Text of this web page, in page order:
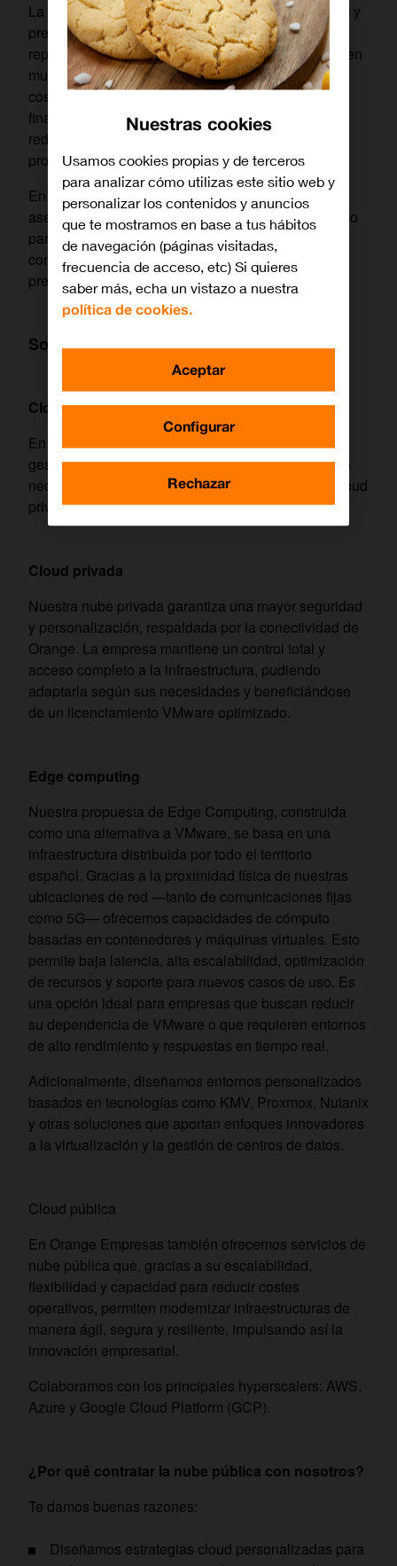
La transición hacia un nuevo esquema de licencias y
precios ha obligado a muchas empresas a
replantearse sus estrategias de TI, ya que implica, en
muchos casos, adquirir nuevos recursos y asumir
costes adicionales. Esto incrementa la presión
financiera para mantener los entornos existentes y
redimensiona los presupuestos destinados a
proyectos tecnológicos.
En Orange Empresas contamos con un equipo de
asesoramiento especializado que analiza cada caso
para ofrecer alternativas que permitan mantener la
continuidad operativa, sin comprometer los
presupuestos y mejorando la competitividad.
Soluciones Cloud de Orange Empresas
Cloud cercana
En la nube cercana de Orange Empresas
gestionamos directamente las licencias de VMware
necesarias y ofrecemos diversas alternativas de cloud
privada y Edge Computing.
Cloud privada
Nuestra nube privada garantiza una mayor seguridad
y personalización, respaldada por la conectividad de
Orange. La empresa mantiene un control total y
acceso completo a la infraestructura, pudiendo
adaptarla según sus necesidades y beneficiándose
de un licenciamiento VMware optimizado.
Edge computing
Nuestra propuesta de Edge Computing, construida
como una alternativa a VMware, se basa en una
infraestructura distribuida por todo el territorio
español. Gracias a la proximidad física de nuestras
ubicaciones de red —tanto de comunicaciones fijas
como 5G— ofrecemos capacidades de cómputo
basadas en contenedores y máquinas virtuales. Esto
permite baja latencia, alta escalabilidad, optimización
de recursos y soporte para nuevos casos de uso. Es
una opción ideal para empresas que buscan reducir
su dependencia de VMware o que requieren entornos
de alto rendimiento y respuestas en tiempo real.
Adicionalmente, diseñamos entornos personalizados
basados en tecnologías como KMV, Proxmox, Nutanix
y otras soluciones que aportan enfoques innovadores
a la virtualización y la gestión de centros de datos.
Cloud pública
En Orange Empresas también ofrecemos servicios de
nube pública que, gracias a su escalabilidad,
flexibilidad y capacidad para reducir costes
operativos, permiten modernizar infraestructuras de
manera ágil, segura y resiliente, impulsando así la
innovación empresarial.
Colaboramos con los principales hyperscalers: AWS,
Azure y Google Cloud Platform (GCP).
¿Por qué contratar la nube pública con nosotros?
Te damos buenas razones:
Diseñamos estrategias cloud personalizadas para
Nuestras cookies
Usamos cookies propias y de terceros
para analizar cómo utilizas este sitio web y
personalizar los contenidos y anuncios
que te mostramos en base a tus hábitos
de navegación (páginas visitadas,
frecuencia de acceso, etc) Si quieres
saber más, echa un vistazo a nuestra
política de cookies.
Configurar
Rechazar
Aceptar